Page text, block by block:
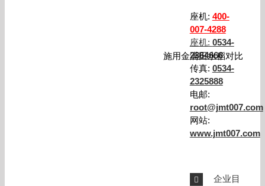
施用金满田水稻对比
座机: 400-
007-4288
座机: 0534-
2364666
传真: 0534-
2325888
电邮:
root@jmt007.com
网站:
www.jmt007.com
企业目